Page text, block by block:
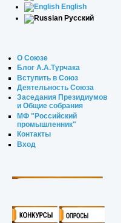
English
Русский
О Союзе
Блог А.А.Турчака
Вступить в Союз
Деятельность Союза
Заседания Президиумов
и Общие собрания
МФ "Российский
промышленник"
Контакты
Вход